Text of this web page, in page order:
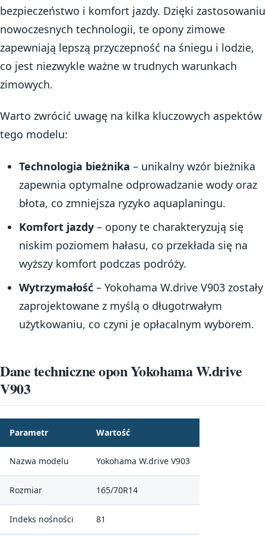
bezpieczeństwo i komfort jazdy. Dzięki zastosowaniu
nowoczesnych technologii, te opony zimowe
zapewniają lepszą przyczepność na śniegu i lodzie,
co jest niezwykle ważne w trudnych warunkach
zimowych.
Warto zwrócić uwagę na kilka kluczowych aspektów
tego modelu:
Technologia bieżnika – unikalny wzór bieżnika
zapewnia optymalne odprowadzanie wody oraz
błota, co zmniejsza ryzyko aquaplaningu.
Komfort jazdy– opony te charakteryzują się
niskim poziomem hałasu, co przekłada się na
wyższy komfort podczas podróży.
Wytrzymałość– Yokohama W.drive V903 zostały
zaprojektowane z myślą o długotrwałym
użytkowaniu, co czyni je opłacalnym wyborem.
Dane techniczne opon Yokohama W.drive
V903
Parametr Wartość
Nazwa modelu Yokohama W.drive V903
Rozmiar 165/70R14
Indeks nośności 81